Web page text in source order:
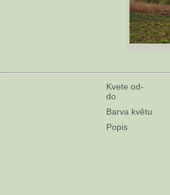
Kvete od-
do
Barva květu
Popis